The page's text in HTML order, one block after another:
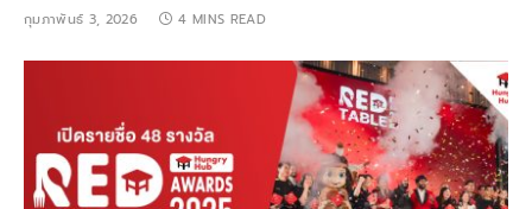
กุมภาพันธ์ 3, 2026 4 MINS READ